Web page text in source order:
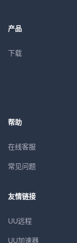
产品
下载
帮助
在线客服
常见问题
友情链接
UU远程
UU加速器